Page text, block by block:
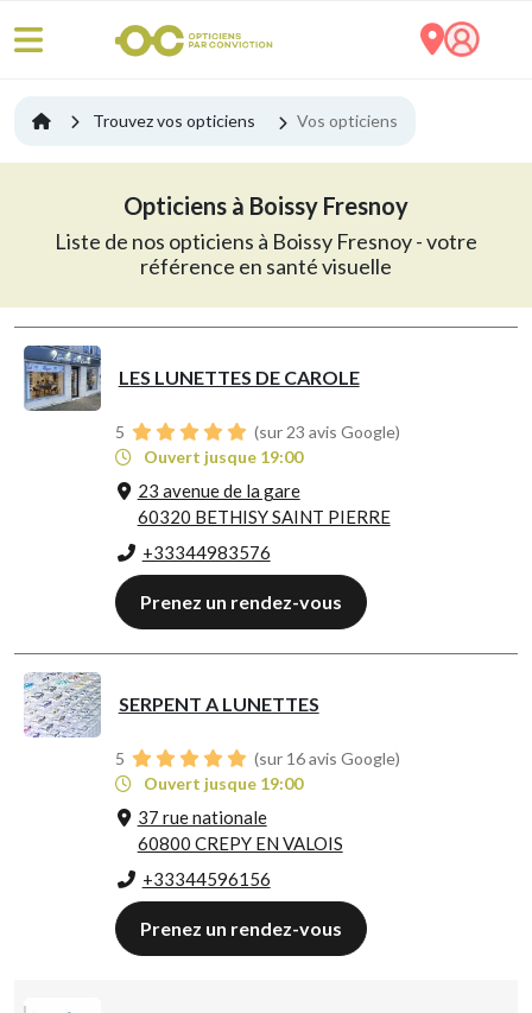
Trouvez vos opticiens Vos opticiens
Opticiens à Boissy Fresnoy
Liste de nos opticiens à Boissy Fresnoy - votre
référence en santé visuelle
LES LUNETTES DE CAROLE
5
(sur 23 avis Google)
Ouvert jusque 19:00
23 avenue de la gare
60320 BETHISY SAINT PIERRE
+33344983576
Prenez un rendez-vous
SERPENT A LUNETTES
5
(sur 16 avis Google)
Ouvert jusque 19:00
37 rue nationale
60800 CREPY EN VALOIS
+33344596156
Prenez un rendez-vous